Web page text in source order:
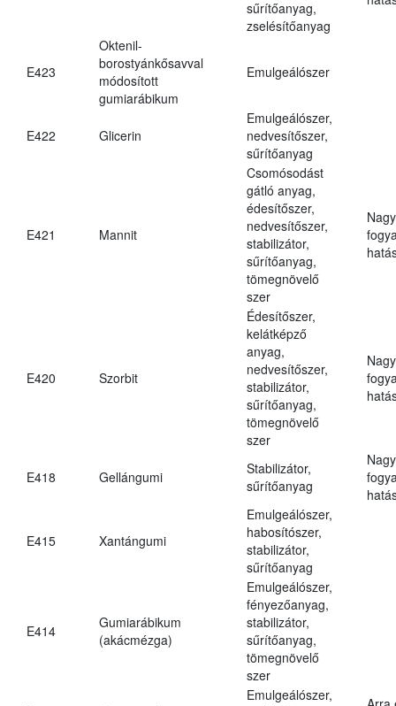
sűrítőanyag,
zselésítőanyag
E423
Oktenil-
borostyánkősavval
módosított
gumiarábikum
Emulgeálószer
E422 Glicerin
Emulgeálószer,
nedvesítőszer,
sűrítőanyag
E421 Mannit
Csomósodást
gátló anyag,
édesítőszer,
nedvesítőszer,
stabilizátor,
sűrítőanyag,
tömegnövelő
szer
E420 Szorbit
Édesítőszer,
kelátképző
anyag,
nedvesítőszer,
stabilizátor,
sűrítőanyag,
tömegnövelő
szer
E418 Gellángumi
Stabilizátor,
sűrítőanyag
E415 Xantángumi
Emulgeálószer,
habosítószer,
stabilizátor,
sűrítőanyag
E414
Gumiarábikum
(akácmézga)
Emulgeálószer,
fényezőanyag,
stabilizátor,
sűrítőanyag,
tömegnövelő
szer
Emulgeálószer,